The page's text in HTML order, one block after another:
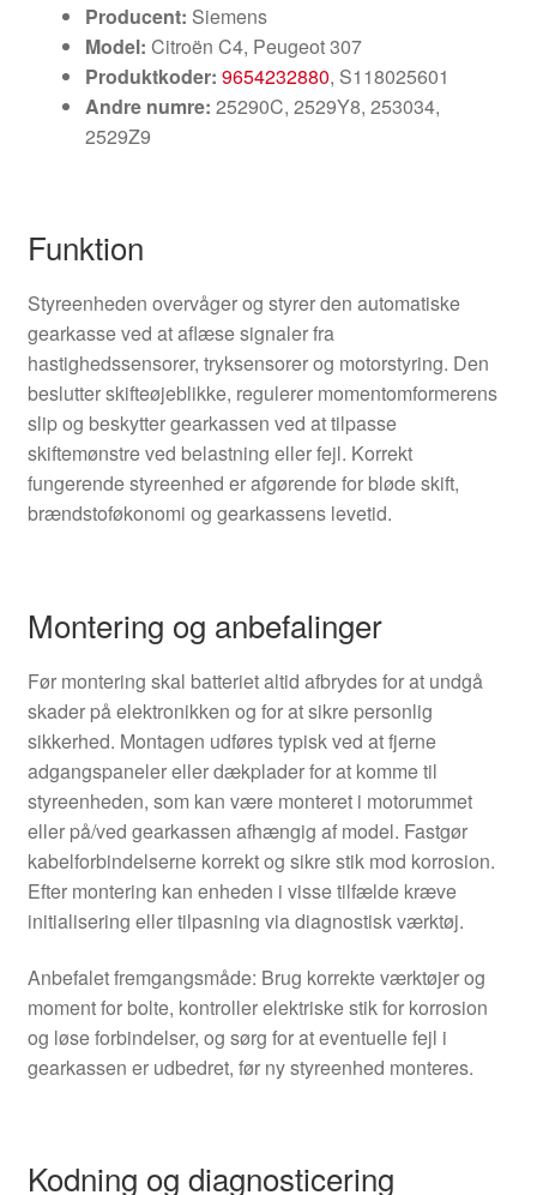
Producent: Siemens
Model: Citroën C4, Peugeot 307
Produktkoder: 9654232880, S118025601
Andre numre: 25290C, 2529Y8, 253034,
2529Z9
Funktion
Styreenheden overvåger og styrer den automatiske
gearkasse ved at aflæse signaler fra
hastighedssensorer, tryksensorer og motorstyring. Den
beslutter skifteøjeblikke, regulerer momentomformerens
slip og beskytter gearkassen ved at tilpasse
skiftemønstre ved belastning eller fejl. Korrekt
fungerende styreenhed er afgørende for bløde skift,
brændstoføkonomi og gearkassens levetid.
Montering og anbefalinger
Før montering skal batteriet altid afbrydes for at undgå
skader på elektronikken og for at sikre personlig
sikkerhed. Montagen udføres typisk ved at fjerne
adgangspaneler eller dækplader for at komme til
styreenheden, som kan være monteret i motorummet
eller på/ved gearkassen afhængig af model. Fastgør
kabelforbindelserne korrekt og sikre stik mod korrosion.
Efter montering kan enheden i visse tilfælde kræve
initialisering eller tilpasning via diagnostisk værktøj.
Anbefalet fremgangsmåde: Brug korrekte værktøjer og
moment for bolte, kontroller elektriske stik for korrosion
og løse forbindelser, og sørg for at eventuelle fejl i
gearkassen er udbedret, før ny styreenhed monteres.
Kodning og diagnosticering